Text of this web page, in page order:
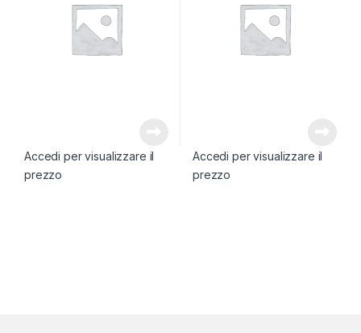
Accedi per visualizzare il
prezzo
Accedi per visualizzare il
prezzo